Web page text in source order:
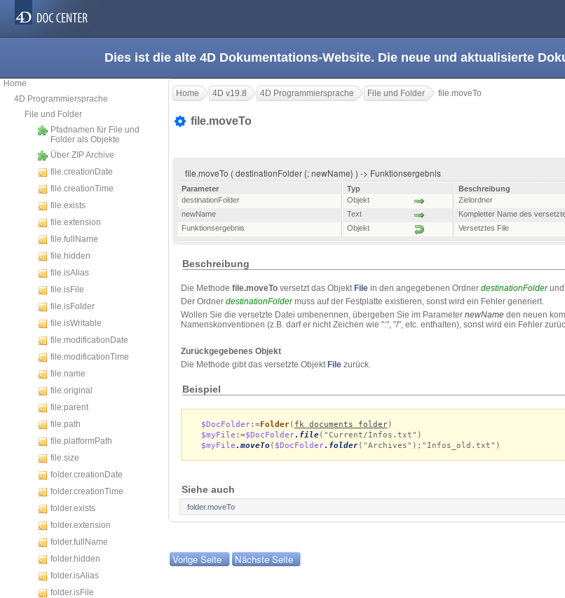
Dies ist die alte 4D Dokumentations-Website. Die neue und aktualisierte
Home
4D Programmiersprache
File und Folder
Pfadnamen für File und
Folder als Objekte
Über ZIP Archive
file.creationDate
file.creationTime
file.exists
file.extension
file.fullName
file.hidden
file.isAlias
file.isFile
file.isFolder
file.isWritable
file.modificationDate
file.modificationTime
file.name
file.original
file.parent
file.path
file.platformPath
file.size
folder.creationDate
folder.creationTime
folder.exists
folder.extension
folder.fullName
folder.hidden
folder.isAlias
folder.isFile
Home 4D v19.8 4D Programmiersprache File und Folder file.moveTo
file.moveTo
file.moveTo ( destinationFolder {; newName} ) -> Funktionsergebnis
Parameter Typ
Beschreibung
destinationFolder
Objekt
Zielordner
newName
Text
Kompletter Name des
Funktionsergebnis
Objekt Versetztes File
Beschreibung
Die Methode file.moveTo versetzt das Objekt File in den angegebenen Ordner destinationFolderund
Der Ordner destinationFoldermuss auf der Festplatte existieren, sonst wird ein Fehler generiert.
Wollen Sie die versetzte Datei umbenennen, übergeben Sie im Parameter newName den neuen
Namenskonventionen (z.B. darf er nicht Zeichen wie ":", "/", etc. enthalten), sonst wird ein Fehler
Zurückgegebenes Objekt
Die Methode gibt das versetzte Objekt File zurück.
Beispiel
$DocFolder:=Folder( fk documents folder)
$myFile :=$DocFolder.file("Current/Infos.txt")
$myFile .moveTo( $DocFolder.folder("Archives");"Infos_old.txt")
Siehe auch
folder.moveTo
Vorige Seite Nächste Seite